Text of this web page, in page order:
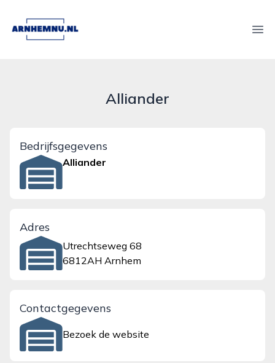
arnhemnu.nl
Alliander
Bedrijfsgegevens
Alliander
Adres
Utrechtseweg 68
6812AH Arnhem
Contactgegevens
Bezoek de website